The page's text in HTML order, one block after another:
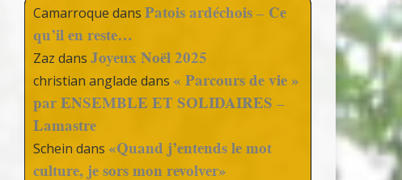
Camarroque dansPatois ardéchois – Ce
qu’il en reste…
Zaz dansJoyeux Noël 2025
christian anglade dans « Parcours de vie »
par ENSEMBLE ET SOLIDAIRES –
Lamastre
Schein dans «Quand j’entends le mot
culture, je sors mon revolver»